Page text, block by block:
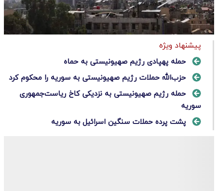
پیشنهاد ویژه
حمله پهپادی رژیم صهیونیستی به حماه
حزب‌الله حملات رژیم صهیونیستی به سوریه را محکوم کرد
حمله رژیم صهیونیستی به نزدیکی کاخ ریاست‌جمهوری
سوریه
پشت پرده حملات سنگین اسرائیل به سوریه